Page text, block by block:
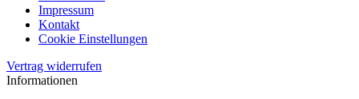
Impressum
Kontakt
Cookie Einstellungen
Vertrag widerrufen
Informationen